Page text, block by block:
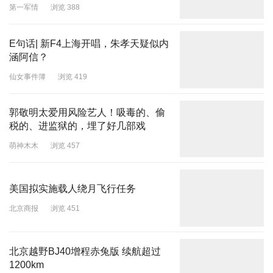
第一军情 浏览 388
E句话| 新F4上海开唱，朱孝天疑似内
涵阿信？
仙女事件簿 浏览 419
郭敬明太爱用风险艺人！吸毒的、偷
税的、进监狱的，埋了好几部戏
萌神木木 浏览 457
美国拟实施载人绕月飞行任务
北京商报 浏览 451
北京越野BJ40增程赤兔版 续航超过
1200km